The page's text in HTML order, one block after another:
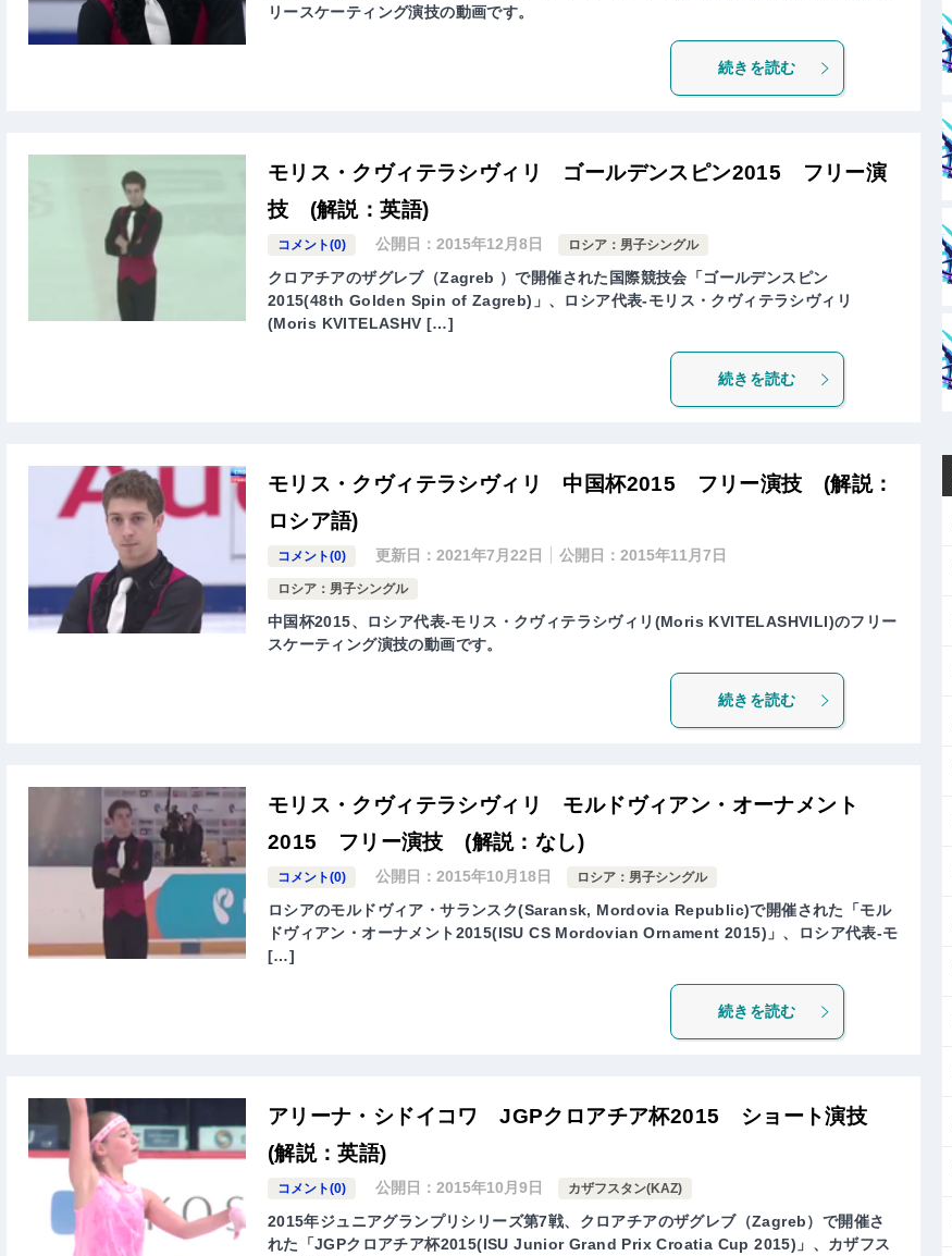
リースケーティング演技の動画です。
続きを読む
モリス・クヴィテラシヴィリ ゴールデンスピン2015 フリー演
技 (解説：英語)
コメント(0) 公開日：2015年12月8日 ロシア：男子シングル
クロアチアのザグレブ（Zagreb ）で開催された国際競技会「ゴールデンスピン
2015(48th Golden Spin of Zagreb)」、ロシア代表-モリス・クヴィテラシヴィリ
(Moris KVITELASHV […]
続きを読む
モリス・クヴィテラシヴィリ 中国杯2015 フリー演技 (解説：
ロシア語)
コメント(0) 更新日：2021年7月22日 公開日：2015年11月7日
ロシア：男子シングル
中国杯2015、ロシア代表-モリス・クヴィテラシヴィリ(Moris KVITELASHVILI)のフリー
スケーティング演技の動画です。
続きを読む
モリス・クヴィテラシヴィリ モルドヴィアン・オーナメント
2015 フリー演技 (解説：なし)
コメント(0) 公開日：2015年10月18日 ロシア：男子シングル
ロシアのモルドヴィア・サランスク(Saransk, Mordovia Republic)で開催された「モル
ドヴィアン・オーナメント2015(ISU CS Mordovian Ornament 2015)」、ロシア代表-モ
[…]
続きを読む
アリーナ・シドイコワ JGPクロアチア杯2015 ショート演技
(解説：英語)
コメント(0) 公開日：2015年10月9日 カザフスタン(KAZ)
2015年ジュニアグランプリシリーズ第7戦、クロアチアのザグレブ（Zagreb）で開催さ
れた「JGPクロアチア杯2015(ISU Junior Grand Prix Croatia Cup 2015)」、カザフス